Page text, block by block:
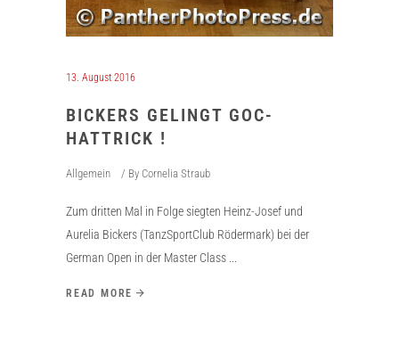
13. August 2016
BICKERS GELINGT GOC-
HATTRICK !
Allgemein By Cornelia Straub
Zum dritten Mal in Folge siegten Heinz-Josef und
Aurelia Bickers (TanzSportClub Rödermark) bei der
German Open in der Master Class
READ MORE